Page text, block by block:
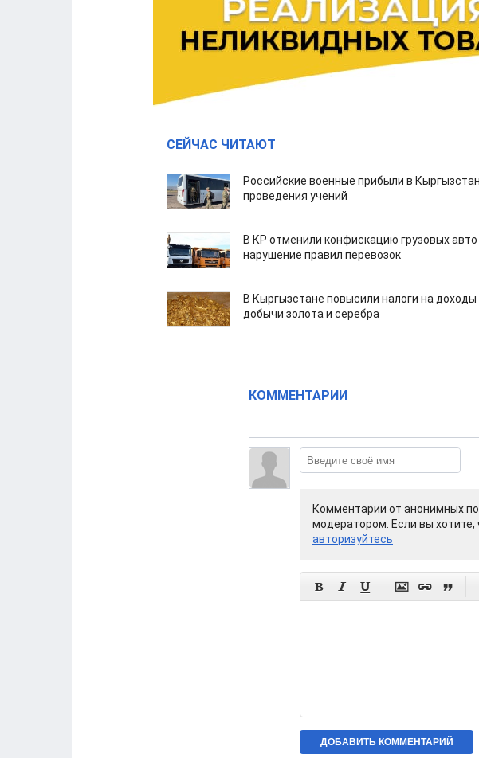
СЕЙЧАС ЧИТАЮТ
Российские военные прибыли в
проведения учений
В КР отменили конфискацию грузовых авто
нарушение правил перевозок
В Кыргызстане повысили налоги на доходы
добычи золота и серебра
КОММЕНТАРИИ
Комментарии от анонимных
модератором. Если вы
авторизуйтесь
     